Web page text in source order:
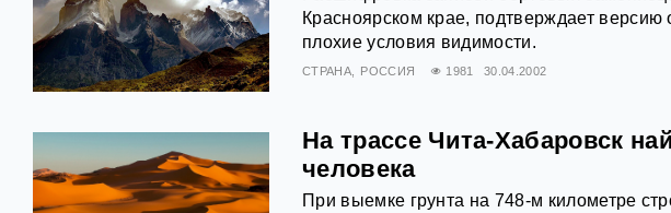
Красноярском крае, подтверждает версию
плохие условия видимости.
СТРАНА РОССИЯ 1981 30.04.2002
На трассе Чита-Хабаровск
человека
При выемке грунта на 748-м километре